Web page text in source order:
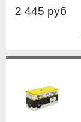
2 445 руб